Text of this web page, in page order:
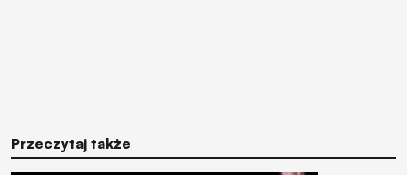
Przeczytaj także